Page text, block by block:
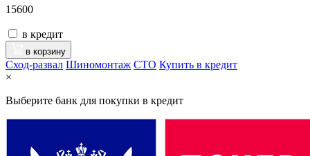
15600
в кредит
в корзину
Сход-развал Шиномонтаж CTO Купить в кредит
×
Выберите банк для покупки в кредит